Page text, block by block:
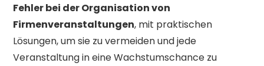
Fehler bei der Organisation von
Firmenveranstaltungen, mit praktischen
Lösungen, um sie zu vermeiden und jede
Veranstaltung in eine Wachstumschance zu